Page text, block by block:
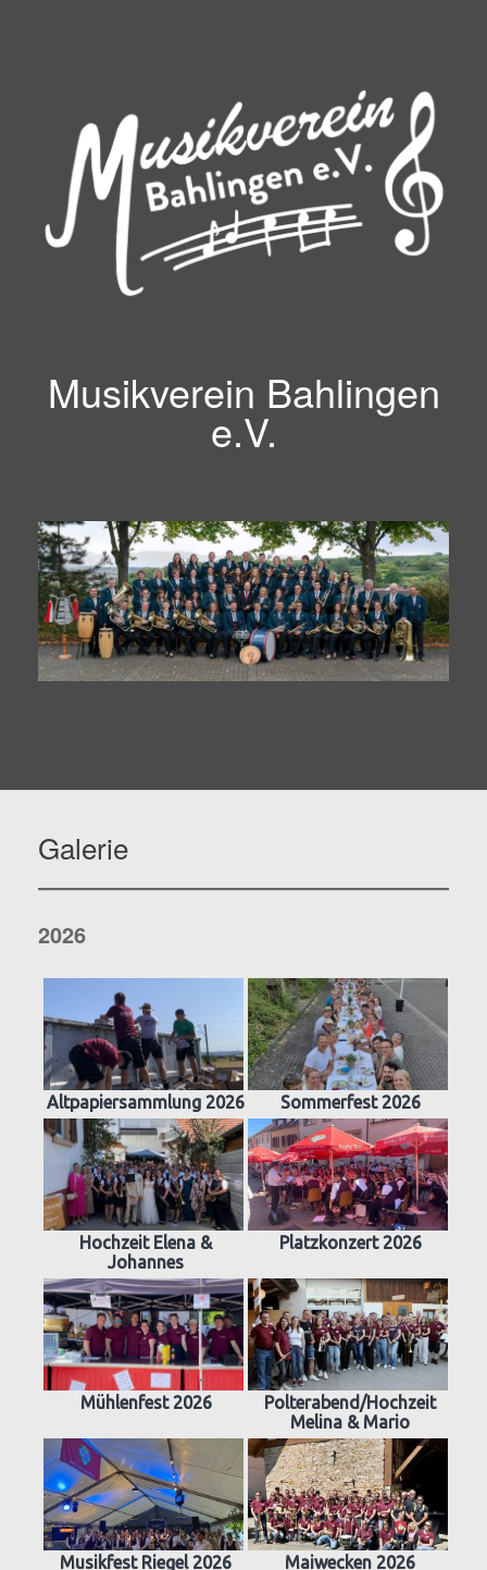
Musikverein Bahlingen
e.V.
Galerie
2026
Altpapiersammlung 2026 Sommerfest 2026
Hochzeit Elena &
Johannes
Platzkonzert 2026
Mühlenfest 2026
Polterabend/Hochzeit
Melina & Mario
Musikfest Riegel 2026 Maiwecken 2026